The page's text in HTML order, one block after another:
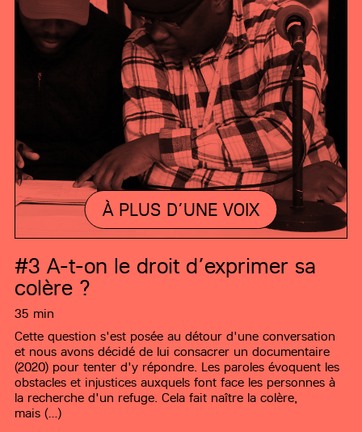
À PLUS D’UNE VOIX
#3 A-t-on le droit d’exprimer sa
colère ?
35 min
Cette question s'est posée au détour d'une conversation
et nous avons décidé de lui consacrer un documentaire
(2020) pour tenter d'y répondre. Les paroles évoquent les
obstacles et injustices auxquels font face les personnes à
la recherche d'un refuge. Cela fait naître la colère,
mais (…)